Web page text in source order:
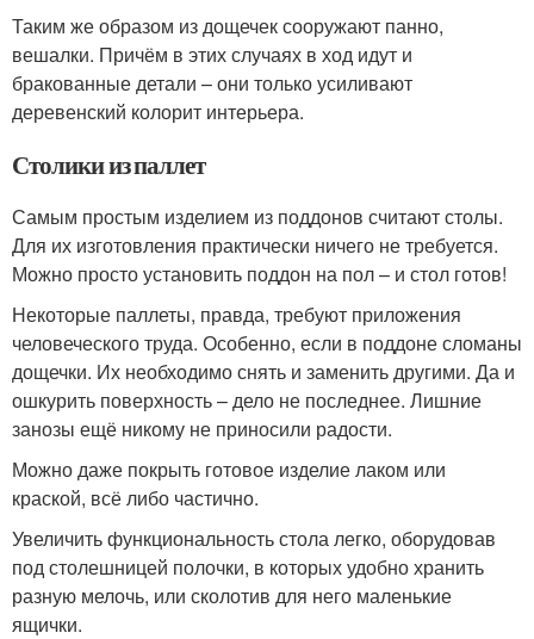
Таким же образом из дощечек сооружают панно,
вешалки. Причём в этих случаях в ход идут и
бракованные детали – они только усиливают
деревенский колорит интерьера.
Столики из паллет
Самым простым изделием из поддонов считают столы.
Для их изготовления практически ничего не требуется.
Можно просто установить поддон на пол – и стол готов!
Некоторые паллеты, правда, требуют приложения
человеческого труда. Особенно, если в поддоне сломаны
дощечки. Их необходимо снять и заменить другими. Да и
ошкурить поверхность – дело не последнее. Лишние
занозы ещё никому не приносили радости.
Можно даже покрыть готовое изделие лаком или
краской, всё либо частично.
Увеличить функциональность стола легко, оборудовав
под столешницей полочки, в которых удобно хранить
разную мелочь, или сколотив для него маленькие
ящички.